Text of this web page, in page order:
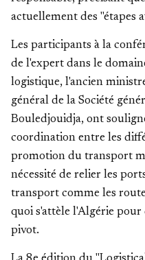
actuellement des "étapes
Les participants à la
de l'expert dans le
logistique, l'ancien
général de la Société
Bouledjouidja, ont
coordination entre les
promotion du transport
nécessité de relier les
transport comme les
quoi s'attèle l'Algérie
pivot.